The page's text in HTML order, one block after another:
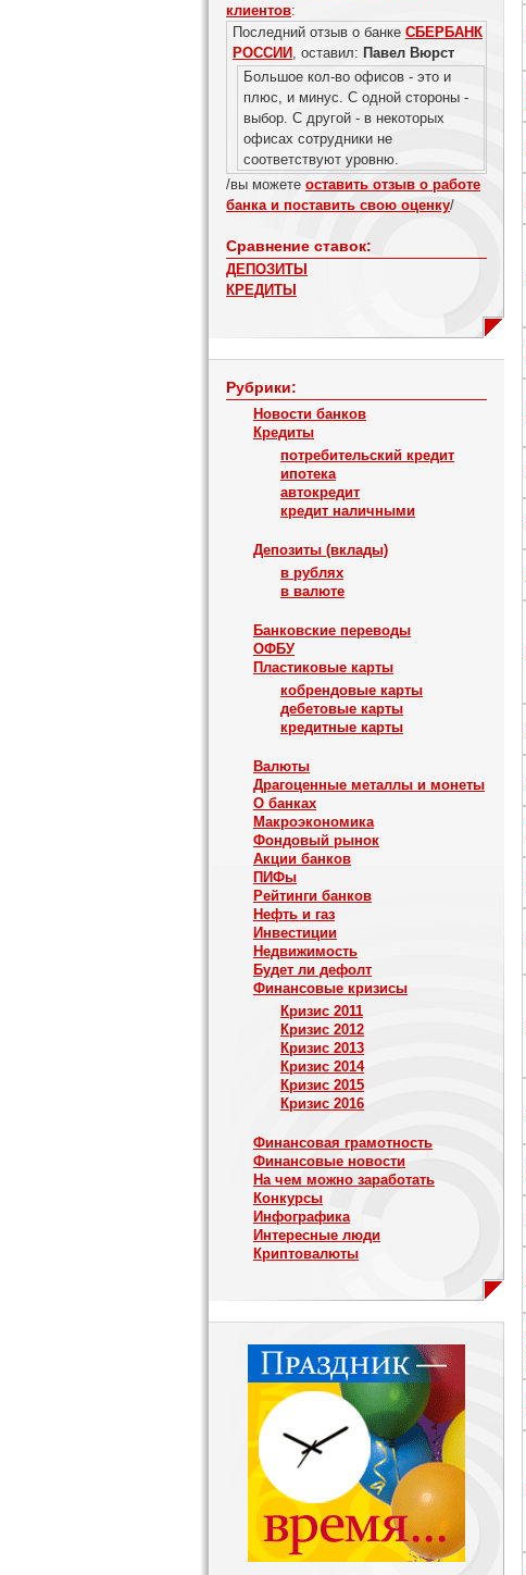
клиентов:
Последний отзыв о банке СБЕРБАНК
РОССИИ , оставил: Павел Вюрст
Большое кол-во офисов - это и
плюс, и минус. С одной стороны -
выбор. С другой - в некоторых
офисах сотрудники не
соответствуют уровню.
/вы можете оставить отзыв о работе
банка и поставить свою оценку/
Сравнение ставок:
ДЕПОЗИТЫ
КРЕДИТЫ
Рубрики:
Новости банков
Кредиты
потребительский кредит
ипотека
автокредит
кредит наличными
Депозиты (вклады)
в рублях
в валюте
Банковские переводы
ОФБУ
Пластиковые карты
кобрендовые карты
дебетовые карты
кредитные карты
Валюты
Драгоценные металлы и монеты
О банках
Макроэкономика
Фондовый рынок
Акции банков
ПИФы
Рейтинги банков
Нефть и газ
Инвестиции
Недвижимость
Будет ли дефолт
Финансовые кризисы
Кризис 2011
Кризис 2012
Кризис 2013
Кризис 2014
Кризис 2015
Кризис 2016
Финансовая грамотность
Финансовые новости
На чем можно заработать
Конкурсы
Инфографика
Интересные люди
Криптовалюты